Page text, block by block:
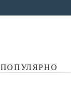
ПОПУЛЯРНО